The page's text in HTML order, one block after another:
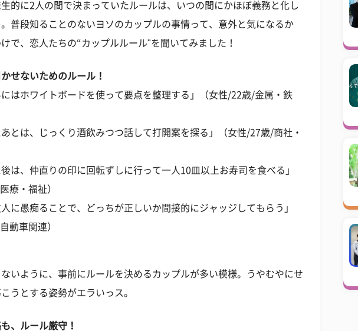
的に2人の間で決まっていたルールは、いつの間にかほぼ義務と化し
普段知ることのないヨソのカップルの事情って、意外と気になるか
で、恋人たちの“カップルルール"を聞いてみました！
せないためのルール！
にはホワイトボードを使って要点を整理する」（女性/22歳/金属・鉄
あとは、じっくり酒飲みつつ話して打開案を探る」（女性/27歳/商社・
後は、仲直りの印に回転ずしに行って一人10皿以上お寿司を食べる」
療・福祉）
人に愚痴ることで、どっちが正しいか間接的にジャッジしてもらう」
動車関連）
いように、事前にルールを決めるカップルが多い模様。うやむやにせ
うとする姿勢がエラいっス。
、ルール厳守！